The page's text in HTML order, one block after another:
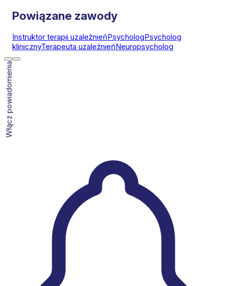
Powiązane zawody
Instruktor terapii uzależnieńPsychologPsycholog
klinicznyTerapeuta uzależnieńNeuropsycholog
Włącz powiadomienia